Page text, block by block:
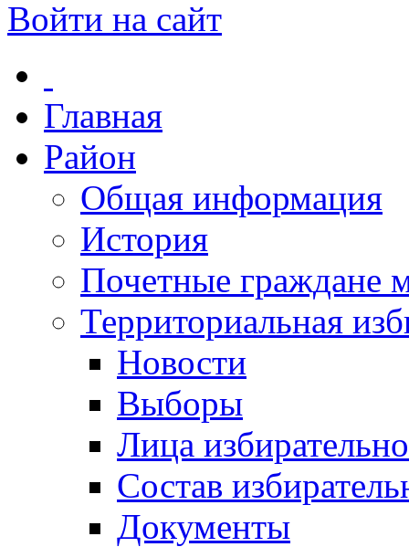
Войти на сайт
Главная
Район
Общая информация
История
Почетные граждане
Территориальная
Новости
Выборы
Лица
Состав
Документы